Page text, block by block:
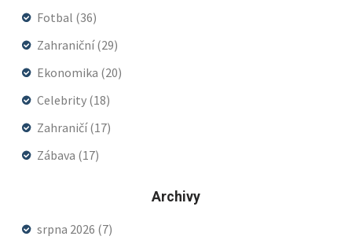
Fotbal (36)
Zahraniční(29)
Ekonomika (20)
Celebrity (18)
Zahraničí(17)
Zábava (17)
Archivy
srpna 2026 (7)